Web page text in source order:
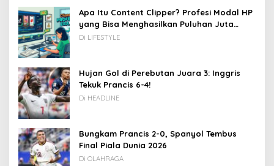
Apa Itu Content Clipper? Profesi Modal HP
yang Bisa Menghasilkan Puluhan Juta
Rupiah
Di LIFESTYLE
Hujan Gol di Perebutan Juara 3: Inggris
Tekuk Prancis 6-4!
Di HEADLINE
Bungkam Prancis 2-0, Spanyol Tembus
Final Piala Dunia 2026
Di OLAHRAGA